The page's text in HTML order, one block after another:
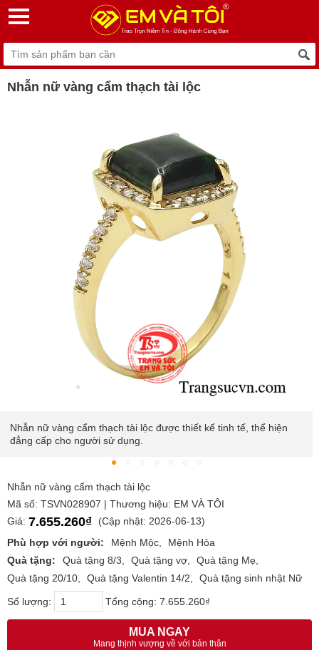
Nhẫn nữ vàng cẩm thạch tài lộc
Nhẫn nữ vàng cẩm thạch tài lộc được thiết kế tinh tế, thể hiện
đẳng cấp cho người sử dụng.
Nhẫn nữ vàng cẩm thạch tài lộc
Mã số: TSVN028907 | Thương hiệu: EM VÀ TÔI
Giá: 7.655.260₫
(Cập nhật: 2026-06-13)
Phù hợp với người:
Mệnh Mộc
Mệnh Hỏa
Quà tặng:
Quà tặng 8/3 Quà tặng vợ
Quà tặng Mẹ
Quà tặng 20/10
Quà tặng Valentin 14/2 Quà tặng sinh nhật Nữ
Số lượng: Tổng cộng: 7.655.260₫
MUA NGAY
Mang thịnh vượng về với bản thân